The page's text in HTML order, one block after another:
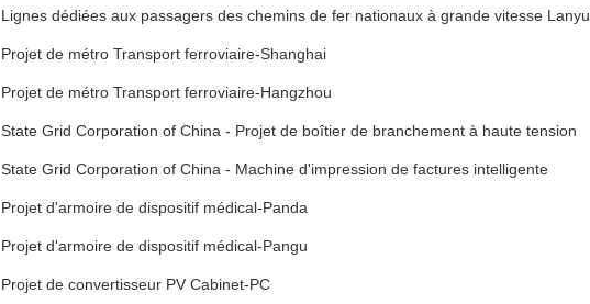
Lignes dédiées aux passagers des chemins de fer nationaux à grande vitesse Lanyu
Projet de métro Transport ferroviaire-Shanghai
Projet de métro Transport ferroviaire-Hangzhou
State Grid Corporation of China - Projet de boîtier de branchement à haute tension
State Grid Corporation of China - Machine d'impression de factures intelligente
Projet d'armoire de dispositif médical-Panda
Projet d'armoire de dispositif médical-Pangu
Projet de convertisseur PV Cabinet-PC